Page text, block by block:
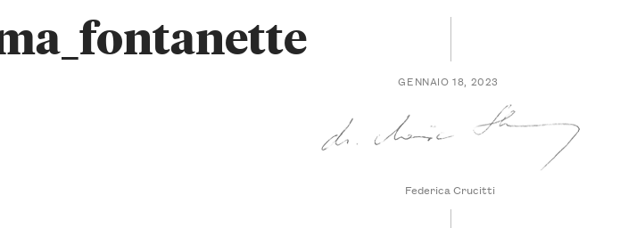
GENNAIO 18, 2023
Federica Crucitti